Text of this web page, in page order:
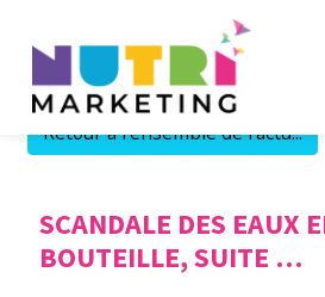
Retour à l'ensemble de l'actu...
SCANDALE DES EAUX
BOUTEILLE, SUITE …